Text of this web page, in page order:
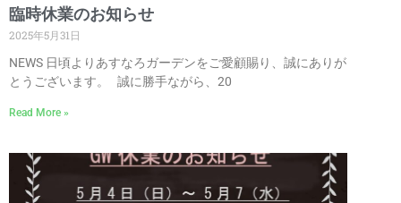
臨時休業のお知らせ
2025年5月31日
NEWS 日頃よりあすなろガーデンをご愛顧賜り、誠にありが
とうございます。 誠に勝手ながら、20
Read More »